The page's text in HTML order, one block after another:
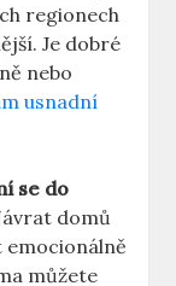
regionech
Je dobré⁣
nebo‌
usnadní
se⁢ do
domů⁢
emocionálně
můžete